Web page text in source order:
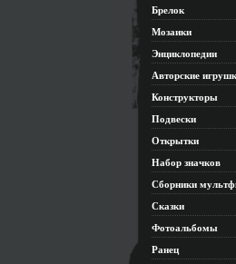
Брелок
Мозаики
Энциклопедии
Авторские
Конструкторы
Подвески
Открытки
Набор значков
Сборники
Сказки
Фотоальбомы
Ранец